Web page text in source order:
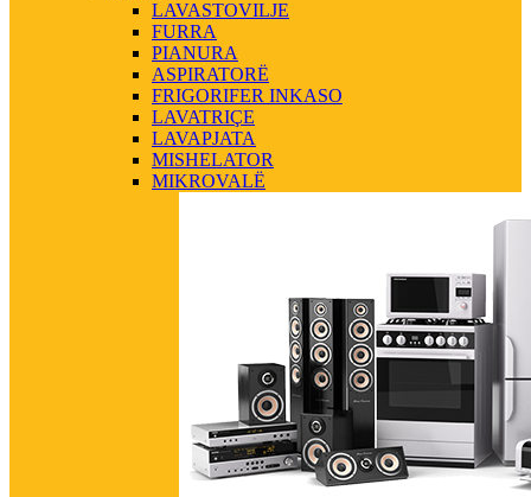
LAVASTOVILJE
FURRA
PIANURA
ASPIRATORË
FRIGORIFER INKASO
LAVATRIÇE
LAVAPJATA
MISHELATOR
MIKROVALË